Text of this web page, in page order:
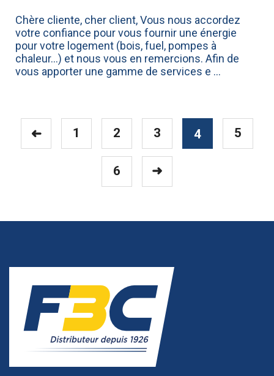
Chère cliente, cher client, Vous nous accordez
votre confiance pour vous fournir une énergie
pour votre logement (bois, fuel, pompes à
chaleur...) et nous vous en remercions. Afin de
vous apporter une gamme de services e ...
➜ 1 2 3 4 5
6 ➜